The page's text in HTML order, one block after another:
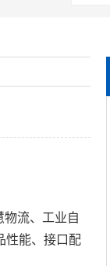
流、工业自
性能、接口配